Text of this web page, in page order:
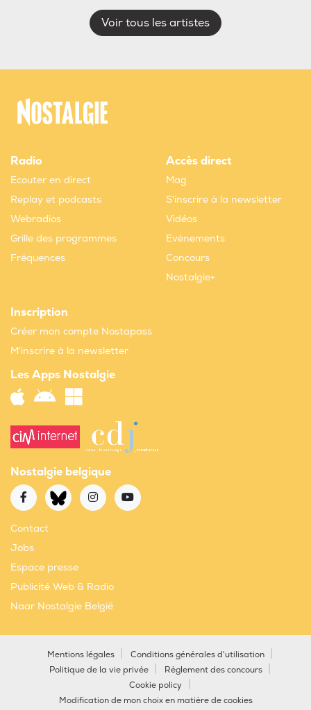
Voir tous les artistes
Radio
Ecouter en direct
Replay et podcasts
Webradios
Grille des programmes
Fréquences
Accès direct
Mag
S'inscrire à la newsletter
Vidéos
Evènements
Concours
Nostalgie+
Inscription
Créer mon compte Nostapass
M'inscrire à la newsletter
Les Apps Nostalgie
Nostalgie belgique
Contact
Jobs
Espace presse
Publicité Web & Radio
Naar Nostalgie België
Mentions légales
Conditions générales d'utilisation
Politique de la vie privée
Règlement des concours
Cookie policy
Modification de mon choix en matière de cookies